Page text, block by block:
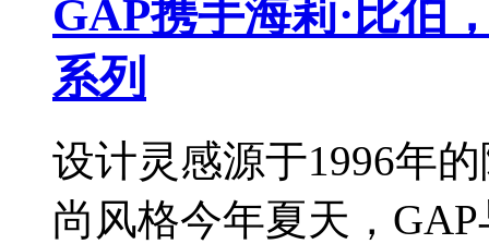
​GAP携手海莉·比伯
系列
设计灵感源于1996年
尚风格今年夏天，